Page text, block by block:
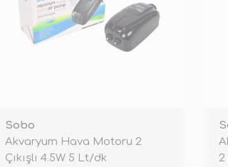
Sobo
Akvaryum Hava Motoru 2
Çıkışlı 4.5W 5 Lt/dk
2